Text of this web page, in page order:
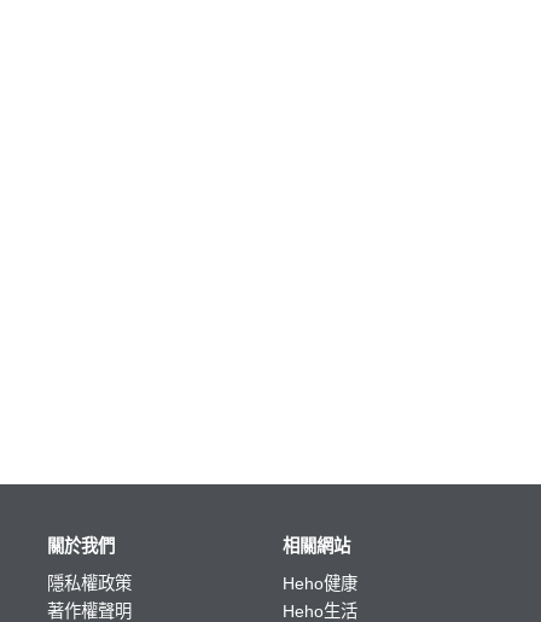
關於我們
隱私權政策
著作權聲明
相關網站
Heho健康
Heho生活